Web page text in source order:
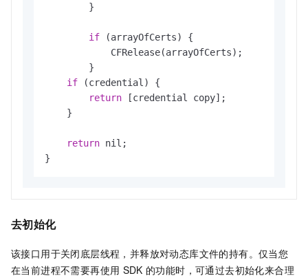
        }
if (arrayOfCerts) {
            CFRelease(arrayOfCerts);
        }
if (credential) {
return [credential copy];
    }
return nil;
}
去初始化
该接口用于关闭底层线程，并释放对动态库文件的持有。仅当您
在当前进程不需要再使用 SDK 的功能时，可通过去初始化来合理